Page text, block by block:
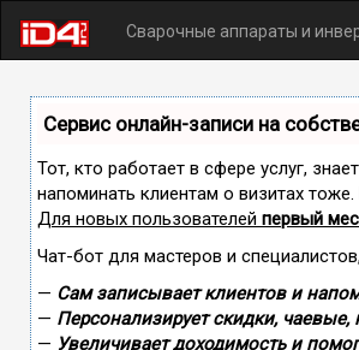
Сварочные аппараты и
Сервис онлайн-записи на
Тот, кто работает в сфере услуг,
напоминать клиентам о визитах
Для новых пользователей первый
Чат-бот для мастеров и
— Сам записывает клиентов и
— Персонализирует скидки,
— Увеличивает доходимость и